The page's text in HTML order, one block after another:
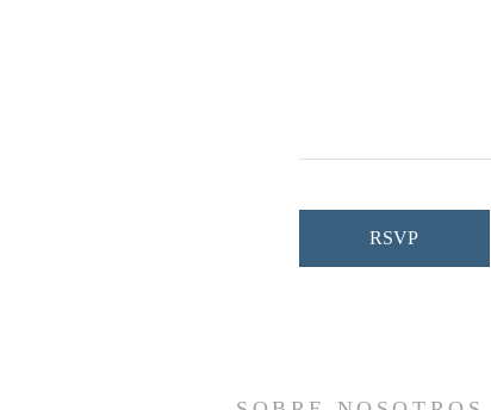
RSVP